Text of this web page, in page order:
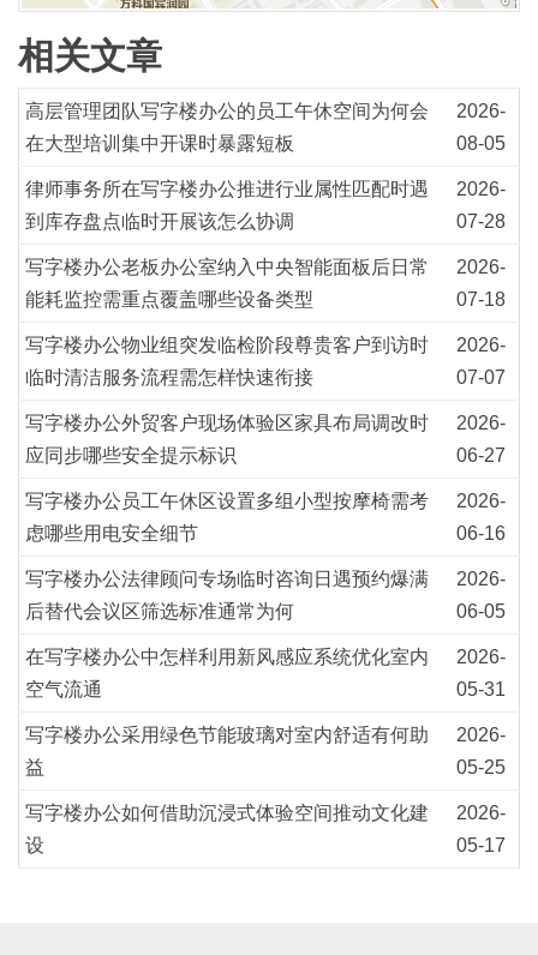
相关文章
高层管理团队写字楼办公的员工午休空间为何会
在大型培训集中开课时暴露短板
2026-
08-05
律师事务所在写字楼办公推进行业属性匹配时遇
到库存盘点临时开展该怎么协调
2026-
07-28
写字楼办公老板办公室纳入中央智能面板后日常
能耗监控需重点覆盖哪些设备类型
2026-
07-18
写字楼办公物业组突发临检阶段尊贵客户到访时
临时清洁服务流程需怎样快速衔接
2026-
07-07
写字楼办公外贸客户现场体验区家具布局调改时
应同步哪些安全提示标识
2026-
06-27
写字楼办公员工午休区设置多组小型按摩椅需考
虑哪些用电安全细节
2026-
06-16
写字楼办公法律顾问专场临时咨询日遇预约爆满
后替代会议区筛选标准通常为何
2026-
06-05
在写字楼办公中怎样利用新风感应系统优化室内
空气流通
2026-
05-31
写字楼办公采用绿色节能玻璃对室内舒适有何助
益
2026-
05-25
写字楼办公如何借助沉浸式体验空间推动文化建
设
2026-
05-17